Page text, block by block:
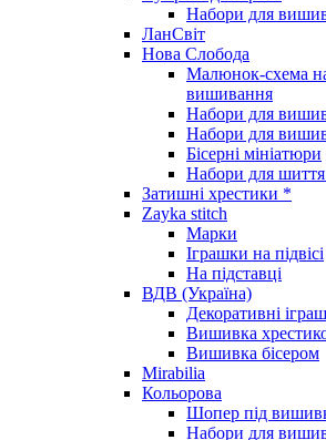
Набори для
ЛанСвіт
Нова Слобода
Малюнок-схема
вишивання
Набори для
Набори для
Бісерні мініатюри
Набори для шиття
Затишні хрестики *
Zayka stitch
Марки
Іграшки на підвісі
На підставці
ВДВ (Україна)
Декоративні
Вишивка
Вишивка бісером
Mirabilia
Кольорова
Шопер під
Набори для